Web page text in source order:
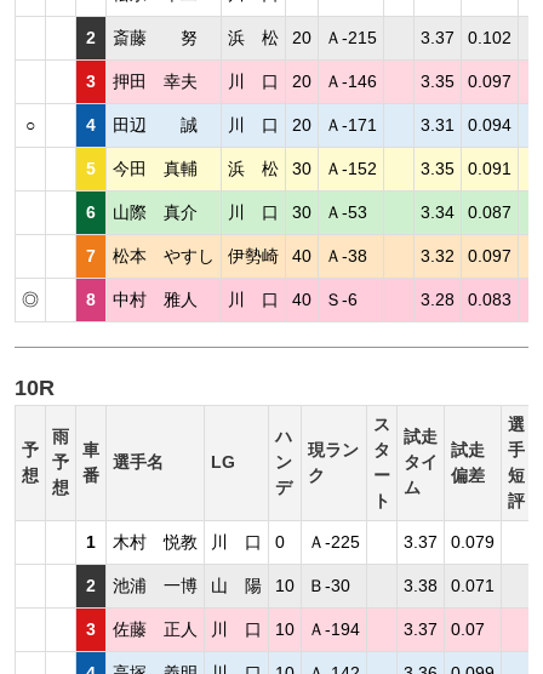
2 斎藤 努 浜 松 20 Ａ-215 3.37 0.102
3 押田 幸夫 川 口 20 Ａ-146 3.35 0.097
○ 4 田辺 誠 川 口 20 Ａ-171 3.31 0.094
5 今田 真輔 浜 松 30 Ａ-152 3.35 0.091
6 山際 真介 川 口 30 Ａ-53 3.34 0.087
7 松本 やすし 伊勢崎 40 Ａ-38 3.32 0.097
◎ 8 中村 雅人 川 口 40 Ｓ-6 3.28 0.083
10R
予
想
雨
予
想
車
番
選手名 LG
ハ
ン
デ
現ラン
ク
ス
タ
ー
ト
試走
タイ
ム
試走
偏差
選
手
短
評
1 木村 悦教 川 口 0 Ａ-225 3.37 0.079
2 池浦 一博 山 陽 10 Ｂ-30 3.38 0.071
3 佐藤 正人 川 口 10 Ａ-194 3.37 0.07